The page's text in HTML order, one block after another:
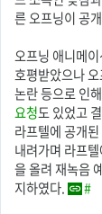
른 오프닝이 공
오프닝 애니메
호평받았으나
논란 등으로 인해
요청도 있었고
라프텔에 공개
내려가며 라프
을 올려 재녹음
지하였다.
#